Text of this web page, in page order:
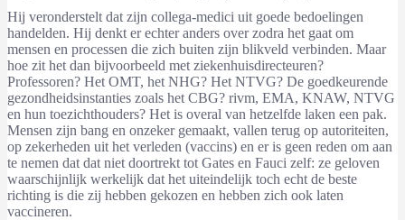
Hij veronderstelt dat zijn collega-medici uit goede bedoelingen
handelden. Hij denkt er echter anders over zodra het gaat om
mensen en processen die zich buiten zijn blikveld verbinden. Maar
hoe zit het dan bijvoorbeeld met ziekenhuisdirecteuren?
Professoren? Het OMT, het NHG? Het NTVG? De goedkeurende
gezondheidsinstanties zoals het CBG? rivm, EMA, KNAW, NTVG
en hun toezichthouders? Het is overal van hetzelfde laken een pak.
Mensen zijn bang en onzeker gemaakt, vallen terug op autoriteiten,
op zekerheden uit het verleden (vaccins) en er is geen reden om aan
te nemen dat dat niet doortrekt tot Gates en Fauci zelf: ze geloven
waarschijnlijk werkelijk dat het uiteindelijk toch echt de beste
richting is die zij hebben gekozen en hebben zich ook laten
vaccineren.